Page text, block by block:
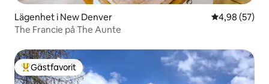
Lägenhet i New Denver 4,98 av 5 i
4,98 (57)
The Francie på The Aunte
Populär gästfavorit
Gästfavorit